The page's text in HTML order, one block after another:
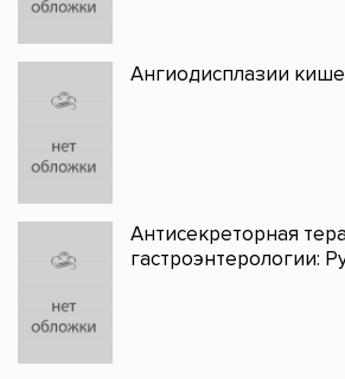
Ангиодисплазии
Антисекреторная
гастроэнтерологии: